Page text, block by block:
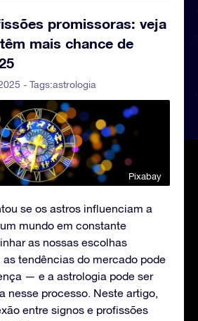
promissoras: veja
mais chance de
- Tags:astrologia
Pixabay
se os astros influenciam a
mundo em constante
as nossas escolhas
tendências do mercado pode
— e a astrologia pode ser
nesse processo. Neste artigo,
entre signos e profissões